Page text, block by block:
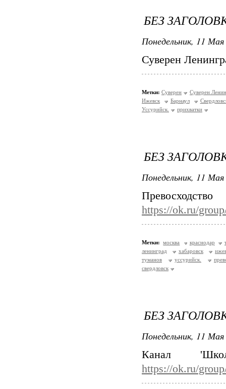
БЕЗ
Понедельник, 11
Суверен
Метки: Суверен
Суверен
Ижевск
Барнаул
Уссурийск.
прихватки
БЕЗ
Понедельник, 11
https://ok.ru/
Метки: москва краснодар
ленинград
хабаровск
туманов
уссурийск.
свердловск
БЕЗ
Понедельник, 11
Канал
https://ok.ru/